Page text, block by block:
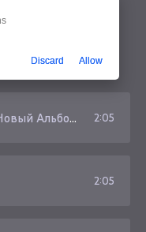
Альбом) 2:05
2:05
Discard Allow